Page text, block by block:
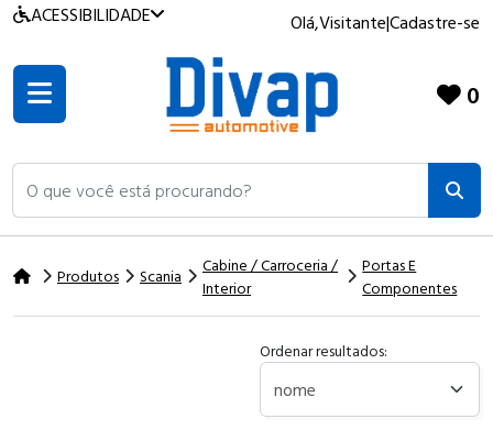
ACESSIBILIDADE Olá,Visitante|Cadastre-se
O que você está procurando?
0
Produtos Scania
Cabine / Carroceria /
Interior
Portas E
Componentes
Ordenar resultados: